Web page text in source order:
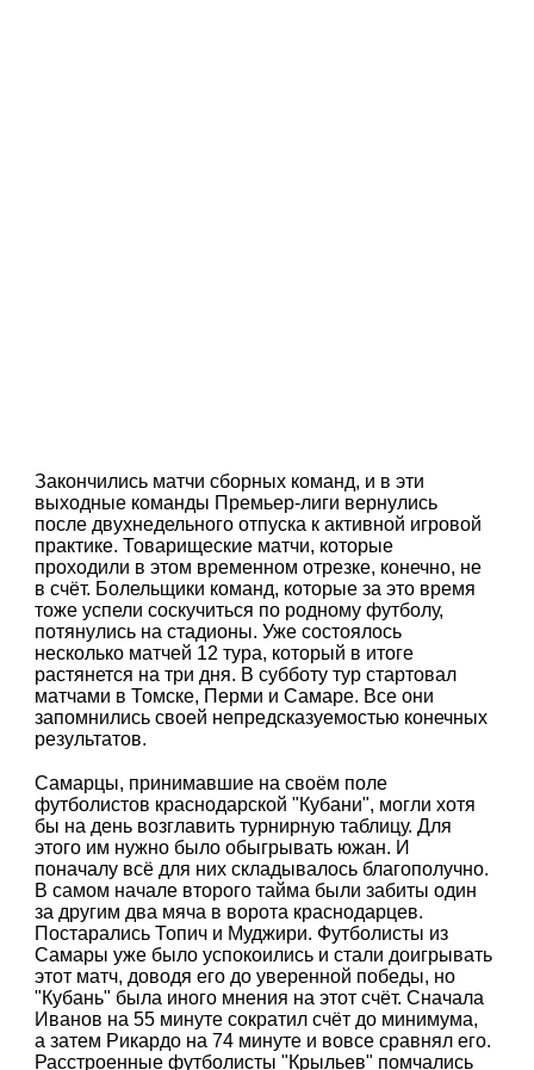
Закончились матчи сборных команд, и в эти
выходные команды Премьер-лиги вернулись
после двухнедельного отпуска к активной игровой
практике. Товарищеские матчи, которые
проходили в этом временном отрезке, конечно, не
в счёт. Болельщики команд, которые за это время
тоже успели соскучиться по родному футболу,
потянулись на стадионы. Уже состоялось
несколько матчей 12 тура, который в итоге
растянется на три дня. В субботу тур стартовал
матчами в Томске, Перми и Самаре. Все они
запомнились своей непредсказуемостью конечных
результатов.
Самарцы, принимавшие на своём поле
футболистов краснодарской "Кубани", могли хотя
бы на день возглавить турнирную таблицу. Для
этого им нужно было обыгрывать южан. И
поначалу всё для них складывалось благополучно.
В самом начале второго тайма были забиты один
за другим два мяча в ворота краснодарцев.
Постарались Топич и Муджири. Футболисты из
Самары уже было успокоились и стали доигрывать
этот матч, доводя его до уверенной победы, но
"Кубань" была иного мнения на этот счёт. Сначала
Иванов на 55 минуте сократил счёт до минимума,
а затем Рикардо на 74 минуте и вовсе сравнял его.
Расстроенные футболисты "Крыльев" помчались